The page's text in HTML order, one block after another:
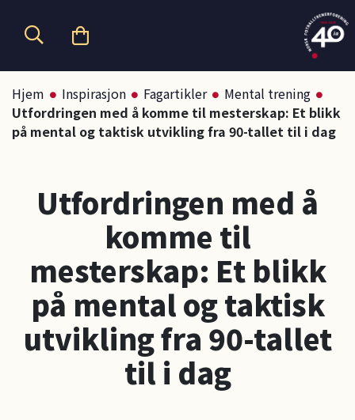
Hjem Inspirasjon Fagartikler
Mental trening
Utfordringen med å komme til mesterskap: Et blikk
på mental og taktisk utvikling fra 90-tallet til i dag
Utfordringen med å
komme til
mesterskap: Et blikk
på mental og taktisk
utvikling fra 90-tallet
til i dag